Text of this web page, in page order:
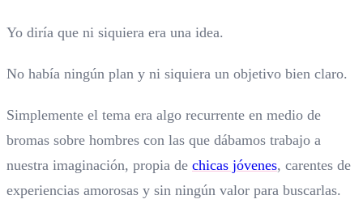
Yo diría que ni siquiera era una idea.
No había ningún plan y ni siquiera un objetivo bien claro.
Simplemente el tema era algo recurrente en medio de
bromas sobre hombres con las que dábamos trabajo a
nuestra imaginación, propia de chicas jóvenes, carentes de
experiencias amorosas y sin ningún valor para buscarlas.